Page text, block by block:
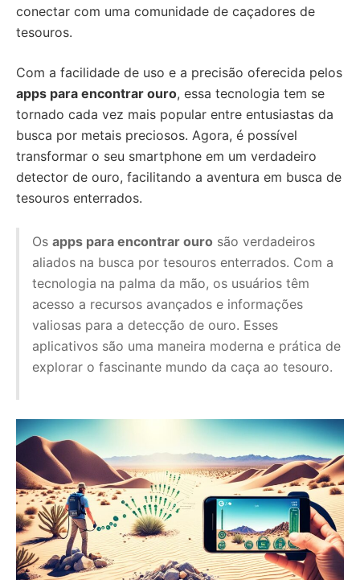
conectar com uma comunidade de caçadores de
tesouros.
Com a facilidade de uso e a precisão oferecida pelos
apps para encontrar ouro, essa tecnologia tem se
tornado cada vez mais popular entre entusiastas da
busca por metais preciosos. Agora, é possível
transformar o seu smartphone em um verdadeiro
detector de ouro, facilitando a aventura em busca de
tesouros enterrados.
Os apps para encontrar ouro são verdadeiros
aliados na busca por tesouros enterrados. Com a
tecnologia na palma da mão, os usuários têm
acesso a recursos avançados e informações
valiosas para a detecção de ouro. Esses
aplicativos são uma maneira moderna e prática de
explorar o fascinante mundo da caça ao tesouro.